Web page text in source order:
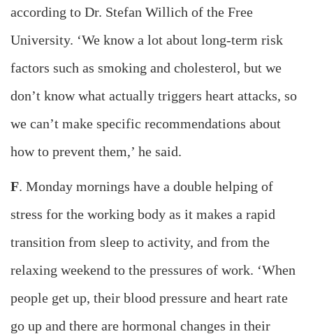
according to Dr. Stefan Willich of the Free
University. ‘We know a lot about long-term risk
factors such as smoking and cholesterol, but we
don’t know what actually triggers heart attacks, so
we can’t make specific recommendations about
how to prevent them,’ he said.
F. Monday mornings have a double helping of
stress for the working body as it makes a rapid
transition from sleep to activity, and from the
relaxing weekend to the pressures of work. ‘When
people get up, their blood pressure and heart rate
go up and there are hormonal changes in their